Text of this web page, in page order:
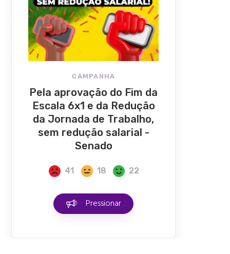
CAMPANHA
Pela aprovação do Fim da
Escala 6x1 e da Redução
da Jornada de Trabalho,
sem redução salarial -
Senado
41 18 22
Pressionar